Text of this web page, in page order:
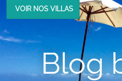
VOIR NOS VILLAS
Blog